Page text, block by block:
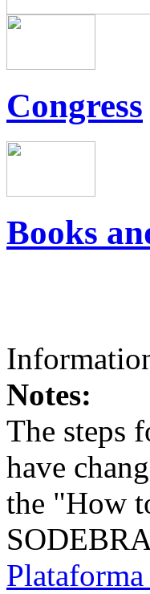
Congress
Books
Notes:
The steps
have
the "How